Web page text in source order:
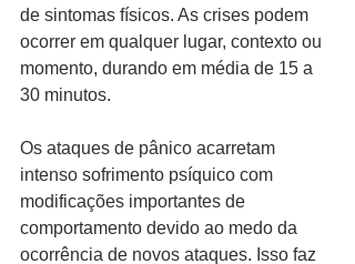
de sintomas físicos. As crises podem
ocorrer em qualquer lugar, contexto ou
momento, durando em média de 15 a
30 minutos.
Os ataques de pânico acarretam
intenso sofrimento psíquico com
modificações importantes de
comportamento devido ao medo da
ocorrência de novos ataques. Isso faz